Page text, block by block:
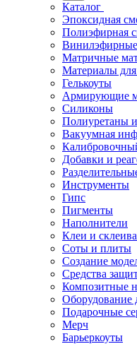
Каталог
Эпоксидная
Полиэфирная
Матричные
Материалы для
Гелькоуты
Армирующие
Силиконы
Полиуретаны
Вакуумная
Добавки и
Инструменты
Гипс
Пигменты
Наполнители
Клеи и
Соты и плиты
Создание
Средства
Композитные
Оборудование
Подарочные
Мерч
Барьеркоуты